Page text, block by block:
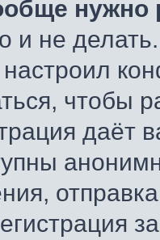
нужно
и не
настроил
чтобы
даёт